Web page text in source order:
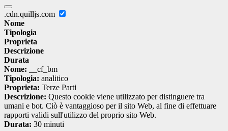
.cdn.quilljs.com
Nome
Tipologia
Proprieta
Descrizione
Durata
Nome: __cf_bm
Tipologia: analitico
Proprieta: Terze Parti
Descrizione: Questo cookie viene utilizzato per distinguere tra
umani e bot. Ciò è vantaggioso per il sito Web, al fine di effettuare
rapporti validi sull'utilizzo del proprio sito Web.
Durata: 30 minuti